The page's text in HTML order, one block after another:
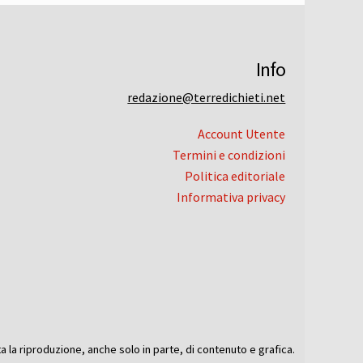
Info
redazione@terredichieti.net
Account Utente
Termini e condizioni
Politica editoriale
Informativa privacy
la riproduzione, anche solo in parte, di contenuto e grafica.